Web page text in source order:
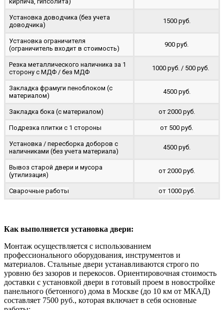
Установка доводчика (без учета
доводчика)
1500 руб.
Установка ограничителя
(ограничитель входит в стоимость)
900 руб.
Резка металлического наличника за 1
сторону с МДФ / без МДФ
1000 руб. / 500 руб.
Закладка фрамуги пеноблоком (с
материалом)
4500 руб.
Закладка бока (с материалом) от 2000 руб.
Подрезка плитки с 1 стороны от 500 руб.
Установка / пересборка доборов с
наличниками (без учета материала)
4500 руб.
Вывоз старой двери и мусора
(утилизация)
от 2000 руб.
Сварочные работы от 1000 руб.
Как выполняется установка двери:
Монтаж осуществляется с использованием
профессионального оборудования, инструментов и
материалов. Стальные двери устанавливаются строго по
уровню без зазоров и перекосов. Ориентировочная стоимость
доставки с установкой двери в готовый проем в новостройке
панельного (бетонного) дома в Москве (до 10 км от МКАД)
составляет 7500 руб., которая включает в себя основные